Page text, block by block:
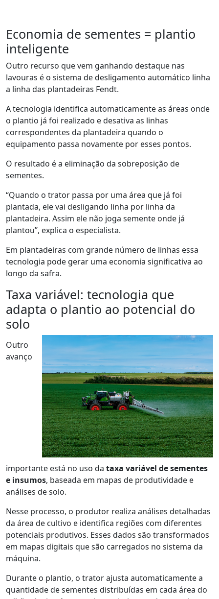
Economia de sementes = plantio
inteligente
Outro recurso que vem ganhando destaque nas
lavouras é o sistema de desligamento automático linha
a linha das plantadeiras Fendt.
A tecnologia identifica automaticamente as áreas onde
o plantio já foi realizado e desativa as linhas
correspondentes da plantadeira quando o
equipamento passa novamente por esses pontos.
O resultado é a eliminação da sobreposição de
sementes.
“Quando o trator passa por uma área que já foi
plantada, ele vai desligando linha por linha da
plantadeira. Assim ele não joga semente onde já
plantou”, explica o especialista.
Em plantadeiras com grande número de linhas essa
tecnologia pode gerar uma economia significativa ao
longo da safra.
Taxa variável: tecnologia que
adapta o plantio ao potencial do
solo
Outro
avanço
importante está no uso da taxa variável de sementes
e insumos, baseada em mapas de produtividade e
análises de solo.
Nesse processo, o produtor realiza análises detalhadas
da área de cultivo e identifica regiões com diferentes
potenciais produtivos. Esses dados são transformados
em mapas digitais que são carregados no sistema da
máquina.
Durante o plantio, o trator ajusta automaticamente a
quantidade de sementes distribuídas em cada área do